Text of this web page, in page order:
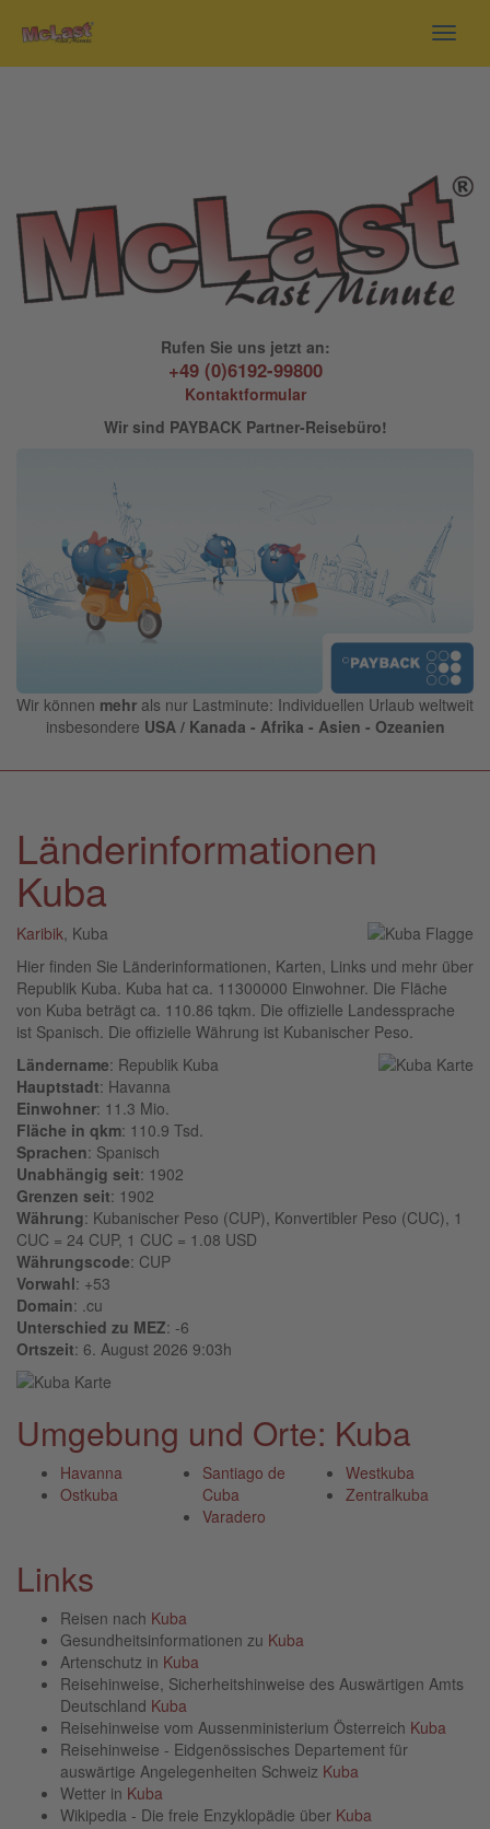
Rufen Sie uns jetzt an:
+49 (0)6192-99800
Kontaktformular
Wir sind PAYBACK Partner-Reisebüro!
Wir können mehr als nur Lastminute: Individuellen Urlaub weltweit
insbesondere USA / Kanada - Afrika - Asien - Ozeanien
Länderinformationen
Kuba
Karibik , Kuba
Hier finden Sie Länderinformationen, Karten, Links und mehr über
Republik Kuba. Kuba hat ca. 11300000 Einwohner. Die Fläche
von Kuba beträgt ca. 110.86 tqkm. Die offizielle Landessprache
ist Spanisch. Die offizielle Währung ist Kubanischer Peso.
Ländername: Republik Kuba
Hauptstadt: Havanna
Einwohner: 11.3 Mio.
Fläche in qkm: 110.9 Tsd.
Sprachen: Spanisch
Unabhängig seit: 1902
Grenzen seit: 1902
Währung: Kubanischer Peso (CUP), Konvertibler Peso (CUC), 1
CUC = 24 CUP, 1 CUC = 1.08 USD
Währungscode: CUP
Vorwahl: +53
Domain: .cu
Unterschied zu MEZ: -6
Ortszeit: 6. August 2026 9:03h
Umgebung und Orte: Kuba
Havanna
Ostkuba
Santiago de
Cuba
Varadero
Westkuba
Zentralkuba
Links
Reisen nach Kuba
Gesundheitsinformationen zu Kuba
Artenschutz in Kuba
Reisehinweise, Sicherheitshinweise des Auswärtigen Amts
Deutschland Kuba
Reisehinweise vom Aussenministerium Österreich Kuba
Reisehinweise - Eidgenössisches Departement für
auswärtige Angelegenheiten Schweiz Kuba
Wetter in Kuba
Wikipedia - Die freie Enzyklopädie über Kuba